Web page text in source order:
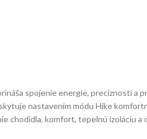
spojenie energie, precíznosti a
nastavením módu Hike
chodidla, komfort, tepelnú izoláciu a